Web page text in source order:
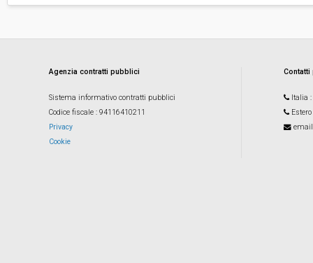
Agenzia contratti pubblici
Sistema informativo contratti pubblici
Codice fiscale : 94116410211
Privacy
Cookie
Italia
Estero
email